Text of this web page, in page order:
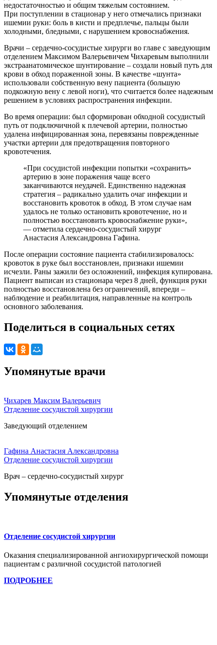
недостаточностью и общим тяжелым состоянием.
При поступлении в стационар у него отмечались признаки
ишемии руки: боль в кисти и предплечье, пальцы были
холодными, бледными, с нарушением кровоснабжения.
Врачи – сердечно-сосудистые хирурги во главе с заведующим
отделением Максимом Валерьевичем Чихаревым выполнили
экстраанатомическое шунтирование – создали новый путь для
крови в обход пораженной зоны. В качестве «шунта»
использовали собственную вену пациента (большую
подкожную вену с левой ноги), что считается более надежным
решением в условиях распространения инфекции.
Во время операции: был сформирован обходной сосудистый
путь от подключичной к плечевой артерии, полностью
удалена инфицированная зона, перевязаны поврежденные
участки артерии для предотвращения повторного
кровотечения.
«При сосудистой инфекции попытки «сохранить»
артерию в зоне поражения чаще всего
заканчиваются неудачей. Единственно надежная
стратегия – радикально удалить очаг инфекции и
восстановить кровоток в обход. В этом случае нам
удалось не только остановить кровотечение, но и
полностью восстановить кровоснабжение руки»,
— отметила сердечно-сосудистый хирург
Анастасия Александровна Гафина.
После операции состояние пациента стабилизировалось:
кровоток в руке был восстановлен, признаки ишемии
исчезли. Раны зажили без осложнений, инфекция купирована.
Пациент выписан из стационара через 8 дней, функция руки
полностью восстановлена без ограничений, впереди –
наблюдение и реабилитация, направленные на контроль
основного заболевания.
Поделиться в социальных сетях
Упомянутые врачи
Чихарев Максим Валерьевич
Отделение сосудистой хирургии
Заведующий отделением
Гафина Анастасия Александровна
Отделение сосудистой хирургии
Врач – сердечно-сосудистый хирург
Упомянутые отделения
Отделение сосудистой хирургии
Оказания специализированной ангиохирургической помощи
пациентам с различной сосудистой патологией
ПОДРОБНЕЕ